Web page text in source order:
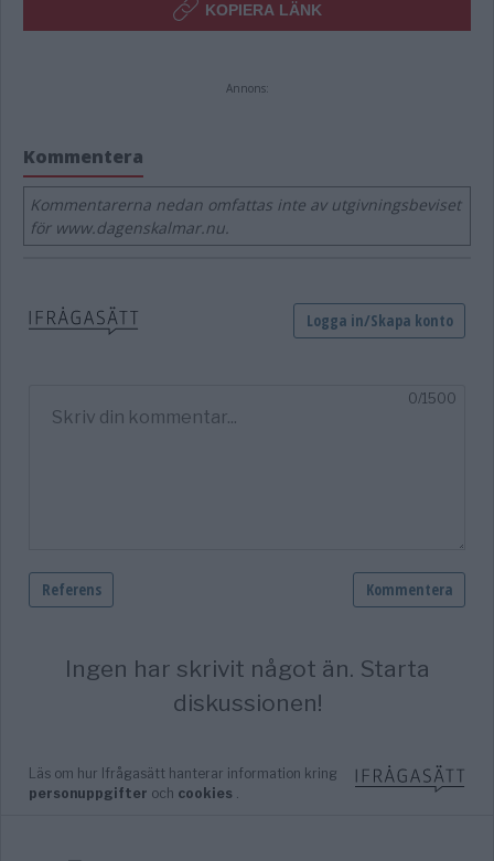
KOPIERA LÄNK
Annons:
Kommentera
Kommentarerna nedan omfattas inte av utgivningsbeviset
för www.dagenskalmar.nu.